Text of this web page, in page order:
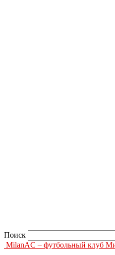
Поиск
MilanAC – футбольный клуб